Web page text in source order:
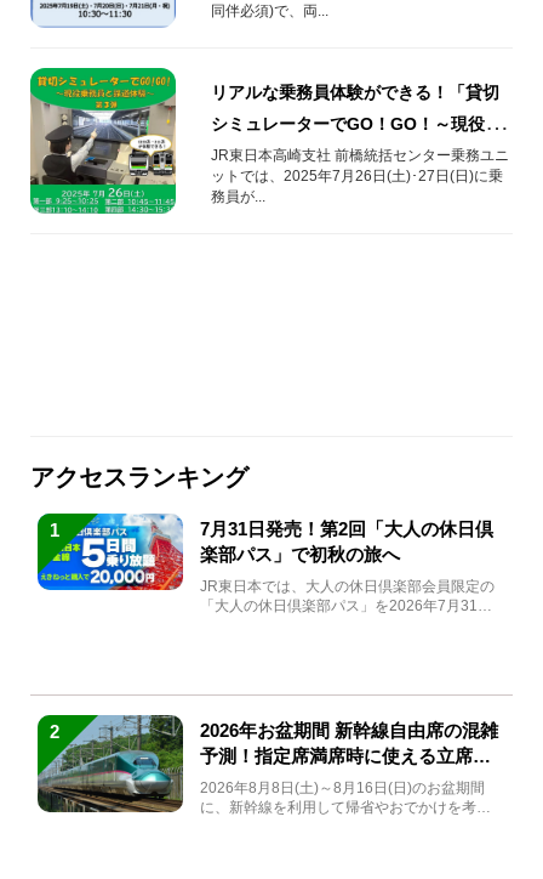
同伴必須)で、両...
リアルな乗務員体験ができる！「貸切
シミュレーターでGO！GO！～現役乗
務員と鉄道体験～(第3弾)」を2025年7
月26日(土)･27日(日)に開催！
JR東日本高崎支社 前橋統括センター乗務ユニ
ットでは、2025年7月26日(土)･27日(日)に乗
務員が...
アクセスランキング
1
7月31日発売！第2回「大人の休日倶
楽部パス」で初秋の旅へ
JR東日本では、大人の休日倶楽部会員限定の
「大人の休日倶楽部パス」を2026年7月31日
2
2026年お盆期間 新幹線自由席の混雑
予測！指定席満席時に使える立席特
急券も解説
2026年8月8日(土)～8月16日(日)のお盆期間
に、新幹線を利用して帰省やおでかけを考え